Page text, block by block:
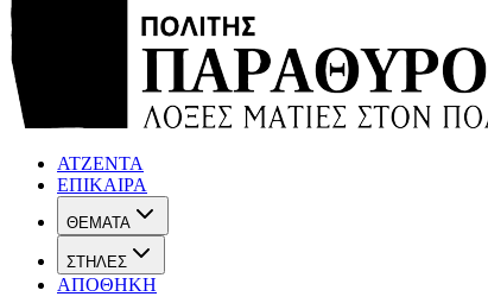
ΑΤΖΕΝΤΑ
ΕΠΙΚΑΙΡΑ
ΘΕΜΑΤΑ
ΣΤΗΛΕΣ
ΑΠΟΘΗΚΗ